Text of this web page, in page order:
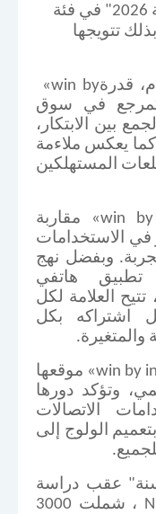
السنة 2026" في فئة
تتويجها
قدرة«win by
كمرجع في سوق
بين الابتكار،
كما يعكس ملاءمة
المستهلكين
«win مقاربة
في الاستخدامات
وبفضل نهج
هاتفي
العلامة لكل
اشتراكه بكل
والمتغيرة.
«win by موقعها
وتؤكد دورها
الاتصالات
بتعميم الولوج إلى
.
عقب دراسة
، شملت 3000